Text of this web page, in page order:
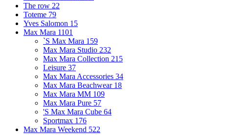
The row 22
Toteme 79
Yves Salomon 15
Max Mara 1101
`S Max Mara 159
Max Mara Studio 232
Max Mara Collection 215
Leisure 37
Max Mara Accessories 34
Max Mara Beachwear 18
Max Mara MM 109
Max Mara Pure 57
'S Max Mara Cube 64
Sportmax 176
Max Mara Weekend 522